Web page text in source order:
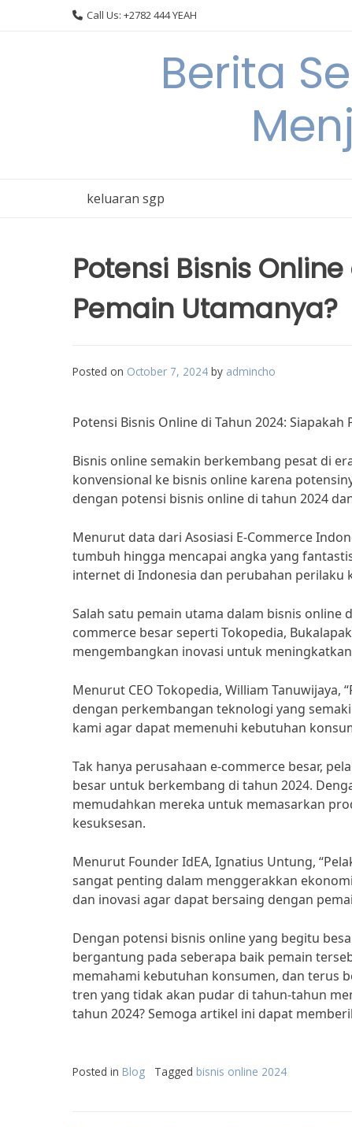
Call Us: +2782 444 YEAH
Berita
keluaran sgp
Potensi Bisnis
Pemain Utamanya?
Posted on October 7, 2024 by admincho
Potensi Bisnis Online di Tahun 2024: Siapakah
Bisnis online semakin berkembang pesat di
konvensional ke bisnis online karena
dengan potensi bisnis online di tahun 2024
Menurut data dari Asosiasi E-Commerce
tumbuh hingga mencapai angka yang
internet di Indonesia dan perubahan perilaku
Salah satu pemain utama dalam bisnis online
commerce besar seperti Tokopedia,
mengembangkan inovasi untuk
Menurut CEO Tokopedia, William Tanuwijaya,
dengan perkembangan teknologi yang
kami agar dapat memenuhi kebutuhan
Tak hanya perusahaan e-commerce besar,
besar untuk berkembang di tahun 2024.
memudahkan mereka untuk memasarkan
kesuksesan.
Menurut Founder IdEA, Ignatius Untung,
sangat penting dalam menggerakkan
dan inovasi agar dapat bersaing dengan
Dengan potensi bisnis online yang begitu
bergantung pada seberapa baik pemain
memahami kebutuhan konsumen, dan terus
tren yang tidak akan pudar di tahun-tahun
tahun 2024? Semoga artikel ini dapat
Posted in Blog Tagged bisnis online 2024